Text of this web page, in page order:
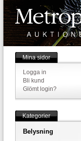
Mina sidor
Logga in
Bli kund
Glömt login?
Kategorier
Belysning